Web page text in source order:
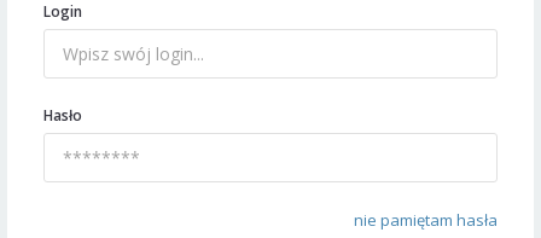
Login
Hasło
nie pamiętam hasła